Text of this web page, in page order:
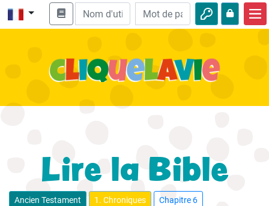
Enseignement biblique
Aventures
Loisirs
Lire la Bible
Ancien Testament 1. Chroniques Chapitre 6